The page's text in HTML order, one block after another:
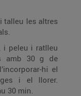
talleu les altres
i peleu i ratlleu
hi el
i el llorer.
30 min.